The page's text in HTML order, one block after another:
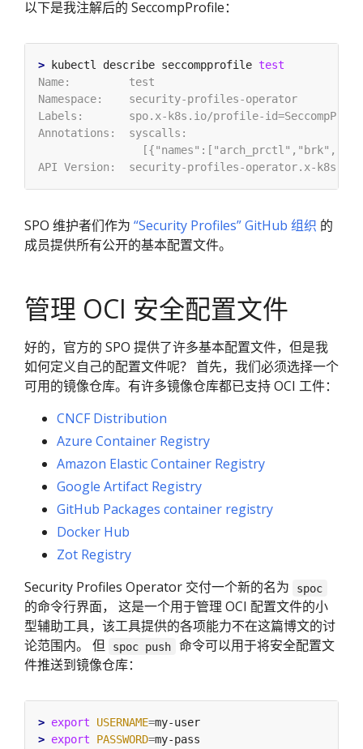
以下是我注解后的 SeccompProfile：
> kubectl describe seccompprofile test
SPO 维护者们作为 “Security Profiles” GitHub 组织 的
成员提供所有公开的基本配置文件。
管理 OCI 安全配置文件
好的，官方的 SPO 提供了许多基本配置文件，但是我
如何定义自己的配置文件呢？ 首先，我们必须选择一个
可用的镜像仓库。有许多镜像仓库都已支持 OCI 工件：
CNCF Distribution
Azure Container Registry
Amazon Elastic Container Registry
Google Artifact Registry
GitHub Packages container registry
Docker Hub
Zot Registry
Security Profiles Operator 交付一个新的名为
spoc
的命令行界面， 这是一个用于管理 OCI 配置文件的小
型辅助工具，该工具提供的各项能力不在这篇博文的讨
论范围内。 但
spoc push
命令可以用于将安全配置文
件推送到镜像仓库：
> export USERNAME=
> export PASSWORD=